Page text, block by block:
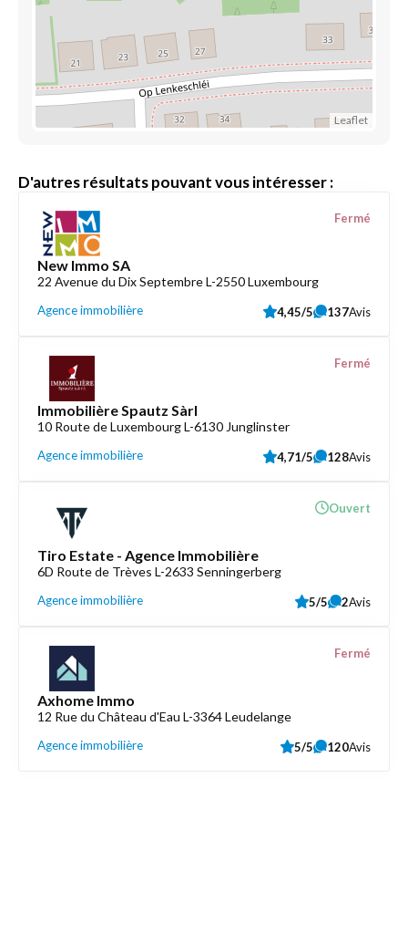
Leaflet
D'autres résultats pouvant vous intéresser :
New Immo SA
22 Avenue du Dix Septembre L-2550 Luxembourg
Agence immobilière
Fermé
4,45/5 137Avis
Immobilière Spautz Sàrl
10 Route de Luxembourg L-6130 Junglinster
Agence immobilière
Fermé
4,71/5 128Avis
Tiro Estate - Agence Immobilière
6D Route de Trèves L-2633 Senningerberg
Agence immobilière
Ouvert
5/5 2Avis
Axhome Immo
12 Rue du Château d'Eau L-3364 Leudelange
Agence immobilière
Fermé
5/5 120Avis